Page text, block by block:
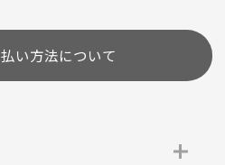
い方法について